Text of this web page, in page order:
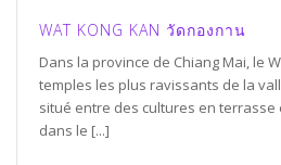
WAT KONG KAN วัดกองกาน
Dans la province de Chiang Mai, le
temples les plus ravissants de la
situé entre des cultures en terrasse
dans le [...]